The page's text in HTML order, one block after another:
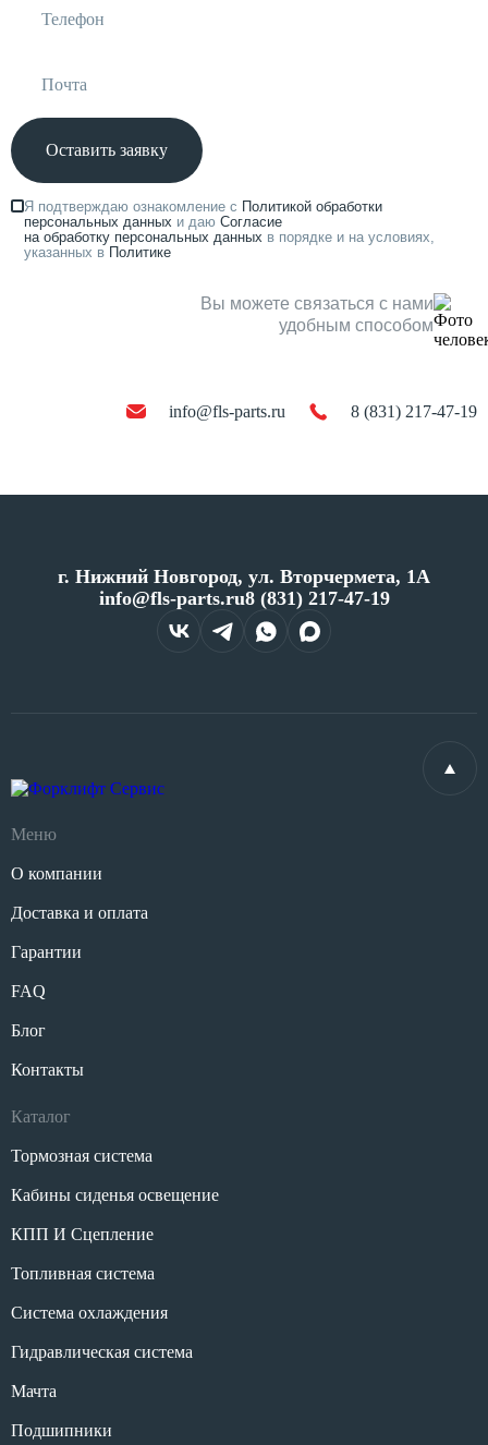
Оставить заявку
Я подтверждаю ознакомление с Политикой обработки
персональных данных и даю Согласие
на обработку персональных данных в порядке и на условиях,
указанных в Политике
Вы можете связаться с нами
удобным способом
info@fls-parts.ru 8 (831) 217-47-19
г. Нижний Новгород, ул. Вторчермета, 1А
info@fls-parts.ru8 (831) 217-47-19
Меню
О компании
Доставка и оплата
Гарантии
FAQ
Блог
Контакты
Каталог
Тормозная система
Кабины сиденья освещение
КПП И Сцепление
Топливная система
Система охлаждения
Гидравлическая система
Мачта
Подшипники